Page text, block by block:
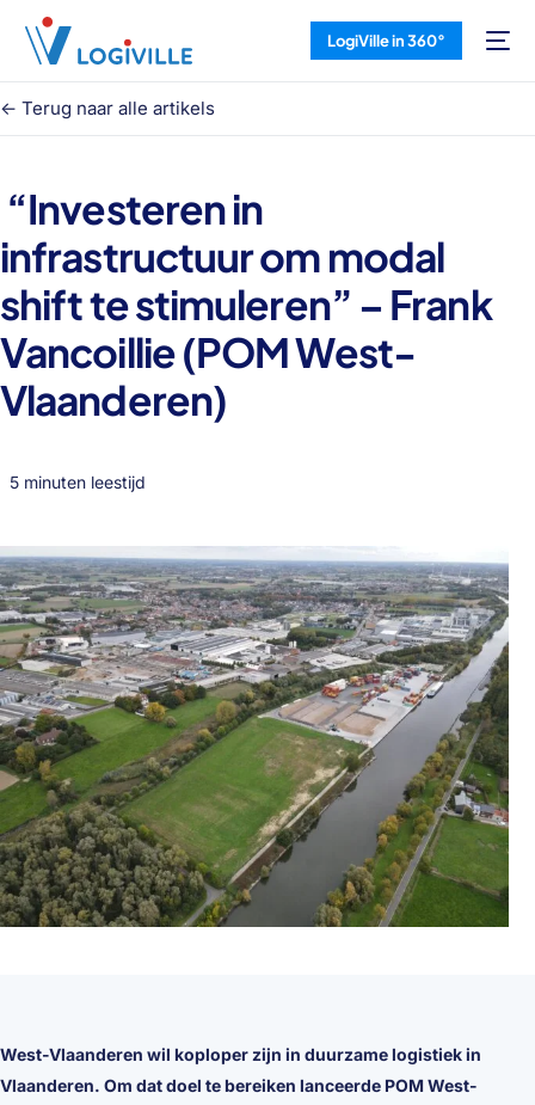
LogiVille in 360°
<- Terug naar alle artikels
“Investeren in
infrastructuur om modal
shift te stimuleren” – Frank
Vancoillie (POM West-
Vlaanderen)
5 minuten leestijd
West-Vlaanderen wil koploper zijn in duurzame logistiek in
Vlaanderen. Om dat doel te bereiken lanceerde POM West-